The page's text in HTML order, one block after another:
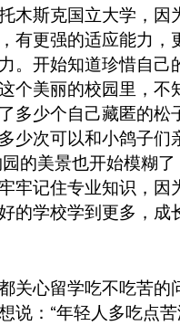
木斯克国立大学，因
有更强的适应能力，
。开始知道珍惜自己
个美丽的校园里，不
多少个自己藏匿的松
少次可以和小鸽子们
的美景也开始模糊了
牢记住专业知识，因
的学校学到更多，成
关心留学吃不吃苦的
说：“年轻人多吃点